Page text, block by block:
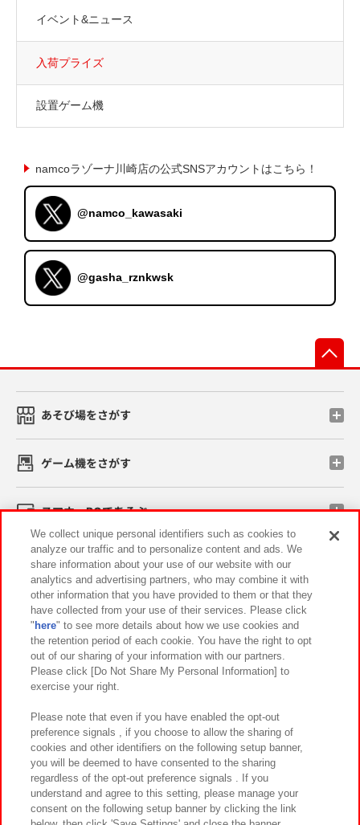
イベント&ニュース
入荷プライズ
設置ゲーム機
namcoラゾーナ川崎店の公式SNSアカウントはこちら！
@namco_kawasaki
@gasha_rznkwsk
あそび場をさがす
ゲーム機をさがす
スマホ・PCであそぶ
イベント・キャンペーン
関連会社 サステナビリティ サイトポリシー
プライバシーポリシー ウェブアクセシビリティ方針と検証結果
お取引先さまとともに
カスタマーハラスメント対応方針 よくあるご質問・お問い合わせ
We collect unique personal identifiers such as cookies to
analyze our traffic and to personalize content and ads. We
share information about your use of our website with our
analytics and advertising partners, who may combine it with
other information that you have provided to them or that they
have collected from your use of their services. Please click
" here" to see more details about how we use cookies and
the retention period of each cookie. You have the right to opt
out of our sharing of your information with our partners.
Please click [Do Not Share My Personal Information] to
exercise your right.
Please note that even if you have enabled the opt-out
preference signals , if you choose to allow the sharing of
cookies and other identifiers on the following setup banner,
you will be deemed to have consented to the sharing
regardless of the opt-out preference signals . If you
understand and agree to this setting, please manage your
consent on the following setup banner by clicking the link